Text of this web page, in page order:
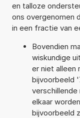
en talloze
ons overgenomen
in een fractie van
Bovendien
wiskundige
er niet alleen
bijvoorbeeld
verschillende
elkaar
bijvoorbeeld